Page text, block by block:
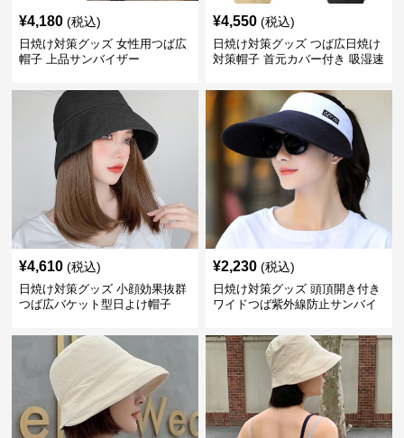
¥4,180 (税込)
日焼け対策グッズ 女性用つば広
帽子 上品サンバイザー
¥4,550 (税込)
日焼け対策グッズ つば広日焼け
対策帽子 首元カバー付き 吸湿速
¥4,610 (税込)
日焼け対策グッズ 小顔効果抜群
つば広バケット型日よけ帽子
¥2,230 (税込)
日焼け対策グッズ 頭頂開き付き
ワイドつば紫外線防止サンバイ